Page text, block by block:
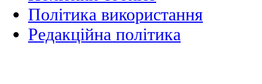
Політика використання
Редакційна політика